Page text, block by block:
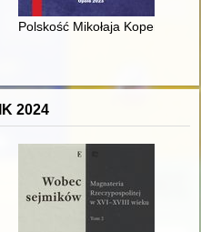
szlacheckich w XVI-
Polskość Mikołaja Kopernika z
2024